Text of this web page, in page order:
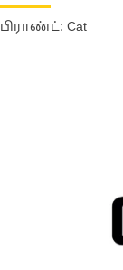
பிராண்ட்: Cat